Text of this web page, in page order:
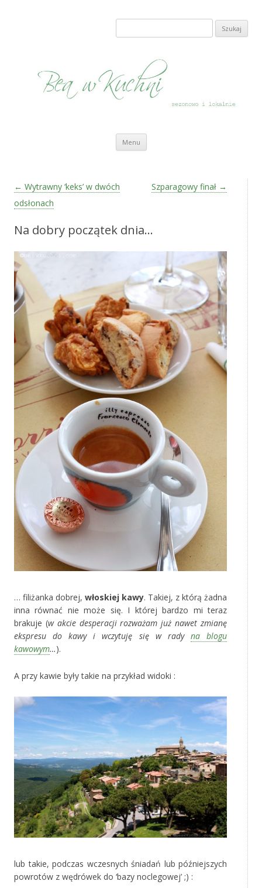
Szukaj:
Menu Przeskocz do treści
Zobacz wpisy
← Wytrawny ‘keks’ w dwóch
odsłonach
Szparagowy finał →
Na dobry początek dnia…
… filiżanka dobrej, włoskiej kawy. Takiej, z którą żadna
inna równać nie może się. I której bardzo mi teraz
brakuje (w akcie desperacji rozważam już nawet zmianę
ekspresu do kawy i wczytuję się w rady na blogu
kawowym…).
A przy kawie były takie na przykład widoki :
lub takie, podczas wczesnych śniadań lub późniejszych
powrotów z wędrówek do ‘bazy noclegowej’ ;) :